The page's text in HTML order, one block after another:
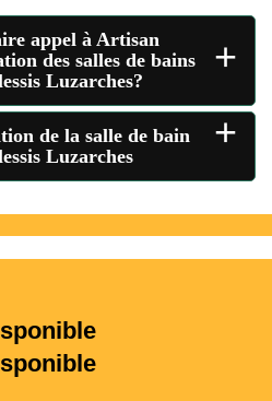
appel à Artisan
des salles de bains
Luzarches?
+
de la salle de bain
Luzarches
+